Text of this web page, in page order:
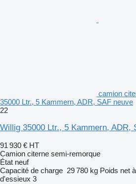
camion
35000 Ltr., 5 Kammern, ADR, SAF neuve
22
Willig 35000 Ltr., 5 Kammern, ADR,
91 930 € HT
Camion citerne semi-remorque
État neuf
Capacité de charge 29 780 kg Poids net
d'essieux 3